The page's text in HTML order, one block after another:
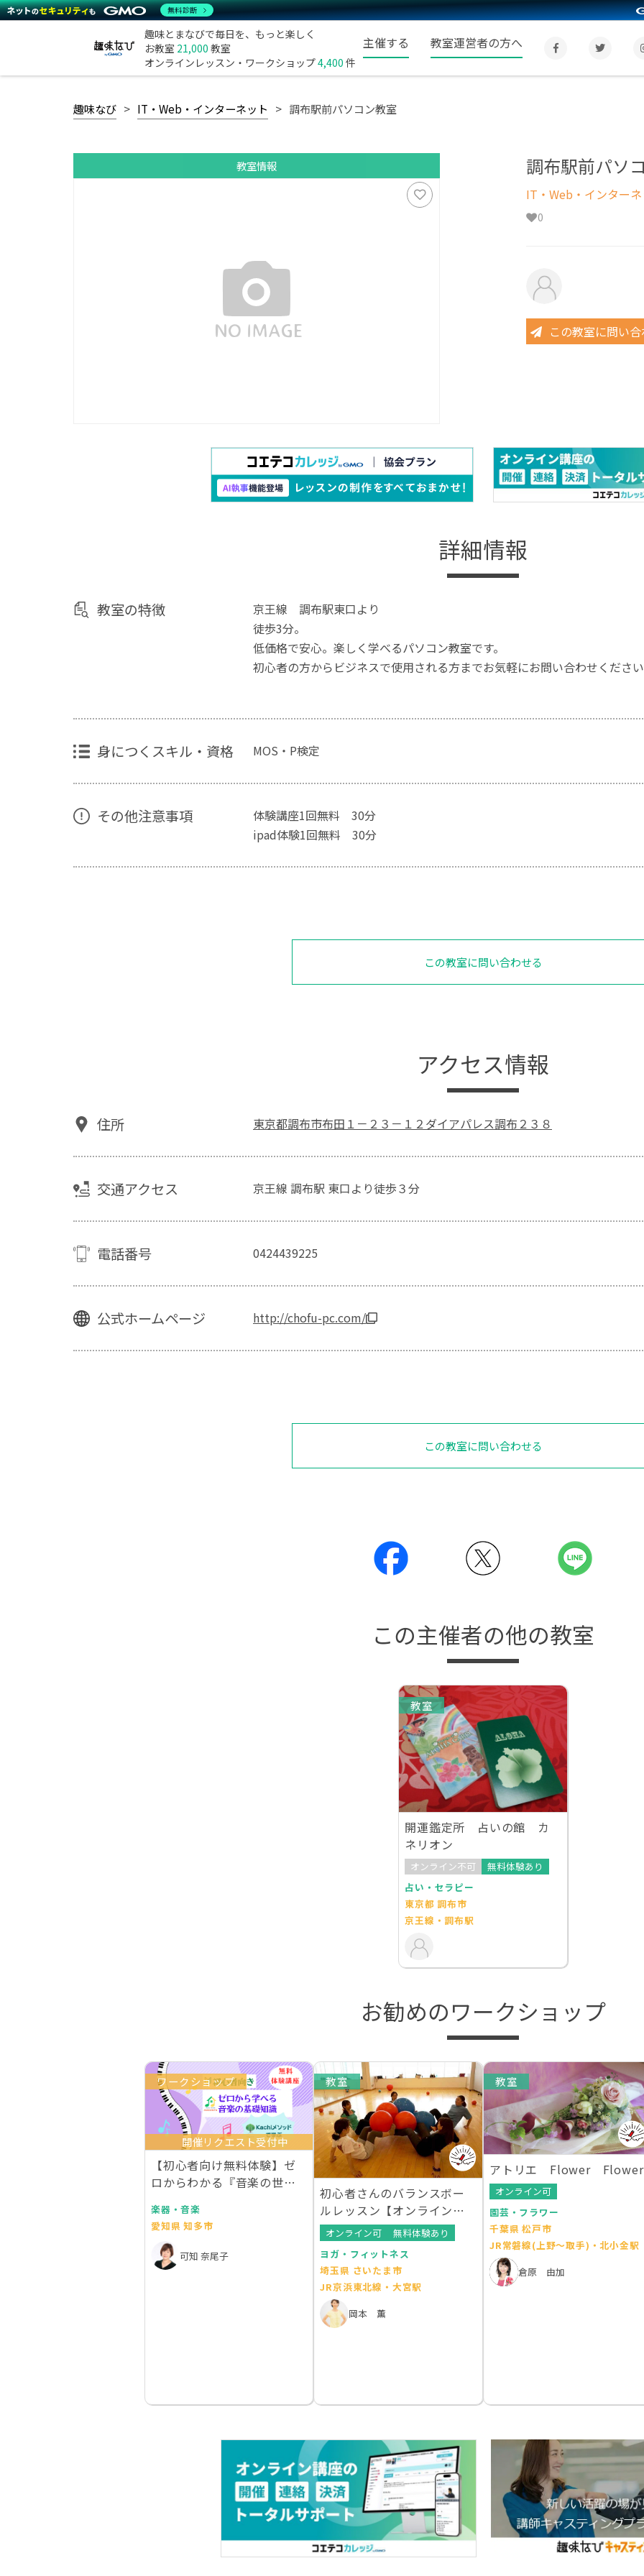
趣味とまなびで毎日を、もっと楽しく
お教室 21,000 教室
オンラインレッスン・ワークショップ4,400 件
主催する 教室運営者の方へ
趣味なび IT・Web・インターネット 調布駅前パソコン教室
教室情報 調布駅前パソ
IT・Web・インター
0
この教室に問い
詳細情報
教室の特徴
京王線 調布駅東口より
徒歩3分。
低価格で安心。楽しく学べるパソコン教室です。
初心者の方からビジネスで使用される方までお気軽にお問い合わせくださ
身につくスキル・資格 MOS・P検定
その他注意事項
体験講座1回無料 30分
ipad体験1回無料 30分
この教室に問い合わせる
アクセス情報
住所 東京都調布市布田１－２３－１２ダイアパレス調布２３８
交通アクセス 京王線 調布駅 東口より徒歩３分
電話番号 0424439225
公式ホームページ http://chofu-pc.com/
この教室に問い合わせる
この主催者の他の教室
教室
開運鑑定所 占いの館 カ
ネリオン
オンライン不可
無料体験あり
占い・セラピー
東京都 調布市
京王線・調布駅
お勧めのワークショップ
ワークショップ
開催リクエスト受付中
【初心者向け無料体験】ゼ
ロからわかる『音楽の世界
楽器・音楽
愛知県 知多市
可知 奈尾子
教室
初心者さんのバランスボー
ルレッスン【オンラインレ
ッスンあり】
オンライン可
無料体験あり
ヨガ・フィットネス
埼玉県 さいたま市
JR京浜東北線・大宮駅
岡本 薫
教室
アトリエ Flower Flower
オンライン可
園芸・フラワー
千葉県 松戸市
JR常磐線(上野～取手)・北小金駅
倉原 由加
無料診断